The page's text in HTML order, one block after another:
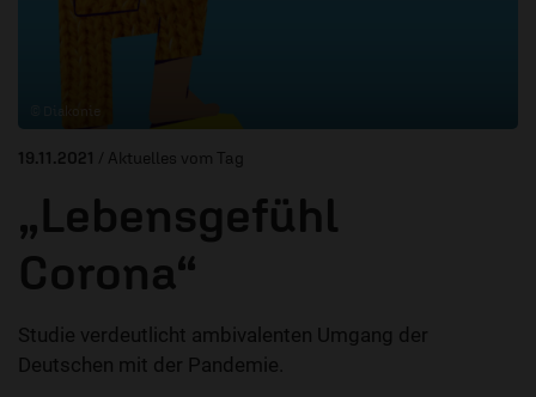
PROGRAMM
19.11.2021 / Aktuelles vom Tag
„Lebensgefühl
Corona“
Studie verdeutlicht ambivalenten Umgang der
Deutschen mit der Pandemie.